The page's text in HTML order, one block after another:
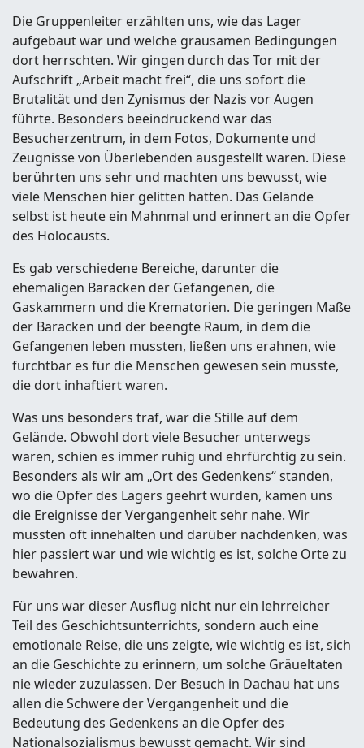
Die Gruppenleiter erzählten uns, wie das Lager
aufgebaut war und welche grausamen Bedingungen
dort herrschten. Wir gingen durch das Tor mit der
Aufschrift „Arbeit macht frei“, die uns sofort die
Brutalität und den Zynismus der Nazis vor Augen
führte. Besonders beeindruckend war das
Besucherzentrum, in dem Fotos, Dokumente und
Zeugnisse von Überlebenden ausgestellt waren. Diese
berührten uns sehr und machten uns bewusst, wie
viele Menschen hier gelitten hatten. Das Gelände
selbst ist heute ein Mahnmal und erinnert an die Opfer
des Holocausts.
Es gab verschiedene Bereiche, darunter die
ehemaligen Baracken der Gefangenen, die
Gaskammern und die Krematorien. Die geringen Maße
der Baracken und der beengte Raum, in dem die
Gefangenen leben mussten, ließen uns erahnen, wie
furchtbar es für die Menschen gewesen sein musste,
die dort inhaftiert waren.
Was uns besonders traf, war die Stille auf dem
Gelände. Obwohl dort viele Besucher unterwegs
waren, schien es immer ruhig und ehrfürchtig zu sein.
Besonders als wir am „Ort des Gedenkens“ standen,
wo die Opfer des Lagers geehrt wurden, kamen uns
die Ereignisse der Vergangenheit sehr nahe. Wir
mussten oft innehalten und darüber nachdenken, was
hier passiert war und wie wichtig es ist, solche Orte zu
bewahren.
Für uns war dieser Ausflug nicht nur ein lehrreicher
Teil des Geschichtsunterrichts, sondern auch eine
emotionale Reise, die uns zeigte, wie wichtig es ist, sich
an die Geschichte zu erinnern, um solche Gräueltaten
nie wieder zuzulassen. Der Besuch in Dachau hat uns
allen die Schwere der Vergangenheit und die
Bedeutung des Gedenkens an die Opfer des
Nationalsozialismus bewusst gemacht. Wir sind